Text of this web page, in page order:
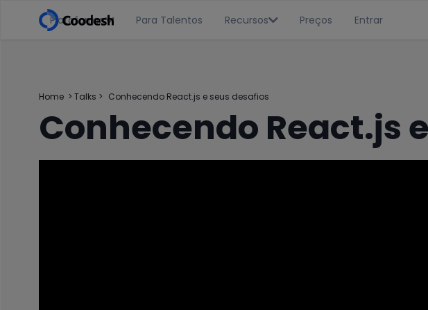
Plataforma Para Talentos Recursos Preços Entrar
Home > Talks > Conhecendo React.js e seus desafios
Conhecendo React.js